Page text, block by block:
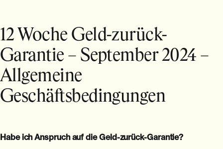
Kollagenergebnisse
Kollagenpräparate Wissenschaft
12 Woche Geld-zurück-
Garantie – September 2024 –
Allgemeine
Geschäftsbedingungen
Habe ich Anspruch auf die Geld-zurück-Garantie?